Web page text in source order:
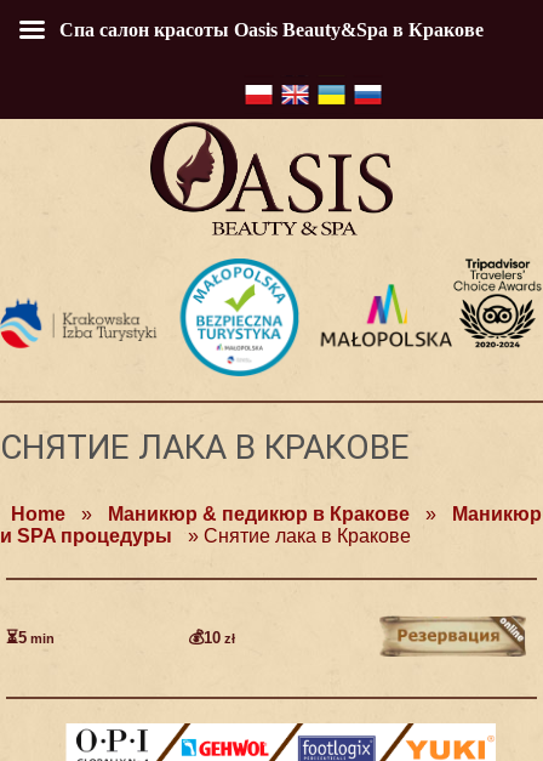
СНЯТИЕ ЛАКА В КРАКОВЕ
Home » Маникюр & педикюр в Кракове »
Маникюр
и SPA процедуры
» Снятие лака в Кракове
⏳5 min 💰10 zł
Спа салон красоты Oasis Beauty&Spa в Кракове